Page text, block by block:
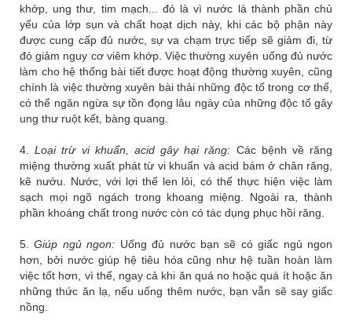
khớp, ung thư, tim mạch... đó là vì nước là thành phần chủ
yếu của lớp sụn và chất hoạt dịch này, khi các bộ phận này
được cung cấp đủ nước, sự va chạm trực tiếp sẽ giảm đi, từ
đó giảm nguy cơ viêm khớp. Việc thường xuyên uống đủ nước
làm cho hệ thống bài tiết được hoạt động thường xuyên, cũng
chính là việc thường xuyên bài thải những độc tố trong cơ thể,
có thể ngăn ngừa sự tồn đọng lâu ngày của những độc tố gây
ung thư ruột kết, bàng quang.
4.Loại trừ vi khuẩn, acid gây hại răng: Các bệnh về răng
miệng thường xuất phát từ vi khuẩn và acid bám ở chân răng,
kẽ nướu. Nước, với lợi thế len lỏi, có thể thực hiện việc làm
sạch mọi ngõ ngách trong khoang miệng. Ngoài ra, thành
phần khoáng chất trong nước còn có tác dụng phục hồi răng.
5.Giúp ngủ ngon: Uống đủ nước bạn sẽ có giấc ngủ ngon
hơn, bởi nước giúp hệ tiêu hóa cũng như hệ tuần hoàn làm
việc tốt hơn, vì thế, ngay cả khi ăn quá no hoặc quá ít hoặc ăn
những thức ăn lạ, nếu uống thêm nước, bạn vẫn sẽ say giấc
nồng.